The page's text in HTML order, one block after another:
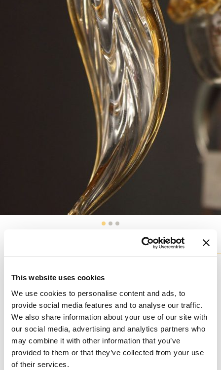
This website uses cookies
We use cookies to personalise content and ads, to
provide social media features and to analyse our traffic.
We also share information about your use of our site with
our social media, advertising and analytics partners who
may combine it with other information that you’ve
provided to them or that they’ve collected from your use
of their services.
из коллекции
полностью индивидуализируются.
L0090-5-CA-MG L0090-8-CK